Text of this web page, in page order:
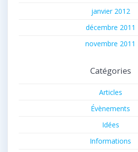
janvier 2012
décembre 2011
novembre 2011
Catégories
Articles
Évènements
Idées
Informations